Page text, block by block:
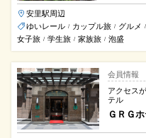
安里駅周辺
ゆいレール / カップル旅 / グルメ /
女子旅 / 学生旅 / 家族旅 / 泡盛
会員情報
アクセス
テル
ＧＲＧ